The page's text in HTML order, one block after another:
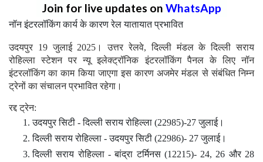
Join for live updates on WhatsApp
नॉन इंटरलॉकिंग कार्य के कारण रेल यातायात प्रभावित
उदयपुर 19 जुलाई 2025। उत्तर रेलवे, दिल्ली मंडल के दिल्ली सराय
रोहिल्ला स्टेशन पर न्यू इलेक्ट्रॉनिक इंटरलॉकिंग पैनल के लिए नॉन
इंटरलॉकिंग का काम किया जाएगा इस कारण अजमेर मंडल से संबंधित निम्न
ट्रेनों का संचालन प्रभावित रहेगा।
रद्द ट्रेन:
उदयपुर सिटी - दिल्ली सराय रोहिल्ला (22985)-27 जुलाई।
दिल्ली सराय रोहिल्ला - उदयपुर सिटी (22986)- 27 जुलाई।
दिल्ली सराय रोहिल्ला - बांद्रा टर्मिनस (12215)- 24, 26 और 28